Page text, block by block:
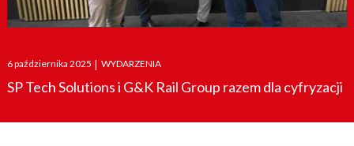
Posted
on
6 października 2025 | WYDARZENIA
SP Tech Solutions i G&K Rail Group razem dla cyfryzacji